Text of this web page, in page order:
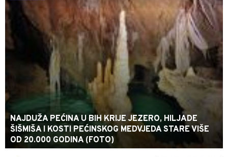
NAJDUŽA PEĆINA U BIH KRIJE JEZERO, HILJADE
ŠIŠMIŠA I KOSTI PEĆINSKOG MEDVJEDA STARE VIŠE
OD 20.000 GODINA (FOTO)